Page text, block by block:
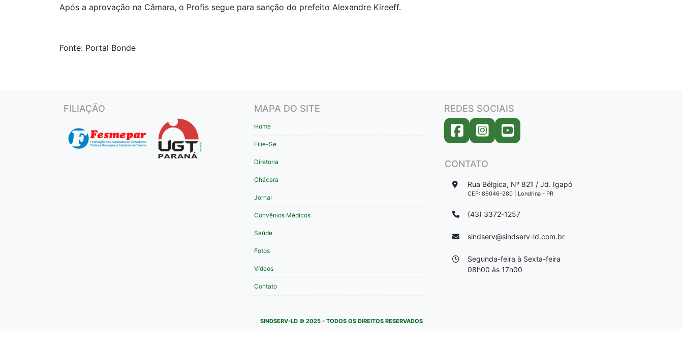
Após a aprovação na Câmara, o Profis segue para sanção do prefeito Alexandre Kireeff.
Fonte: Portal Bonde
FILIAÇÃO MAPA DO SITE
Home
Filie-Se
Diretoria
Chácara
Jornal
Convênios Médicos
Saúde
Fotos
Vídeos
Contato
REDES SOCIAIS
CONTATO
Rua Bélgica, Nº 821 / Jd. Igapó
CEP: 86046-280 | Londrina - PR
(43) 3372-1257
sindserv@sindserv-ld.com.br
Segunda-feira à Sexta-feira
08h00 às 17h00
SINDSERV-LD © 2025 - TODOS OS DIREITOS RESERVADOS